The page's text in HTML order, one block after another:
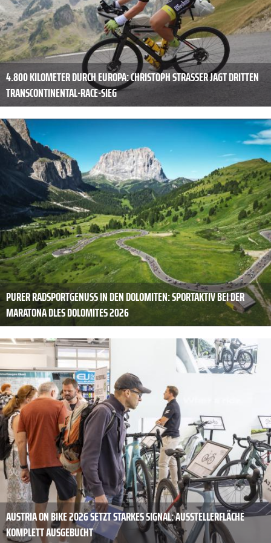
4.800 KILOMETER DURCH EUROPA: CHRISTOPH STRASSER JAGT DRITTEN
TRANSCONTINENTAL-RACE-SIEG
PURER RADSPORTGENUSS IN DEN DOLOMITEN: SPORTAKTIV BEI DER
MARATONA DLES DOLOMITES 2026
AUSTRIA ON BIKE 2026 SETZT STARKES SIGNAL: AUSSTELLERFLÄCHE
KOMPLETT AUSGEBUCHT